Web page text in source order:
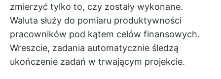
zmierzyć tylko to, czy zostały wykonane.
Waluta służy do pomiaru produktywności
pracowników pod kątem celów finansowych.
Wreszcie, zadania automatycznie śledzą
ukończenie zadań w trwającym projekcie.